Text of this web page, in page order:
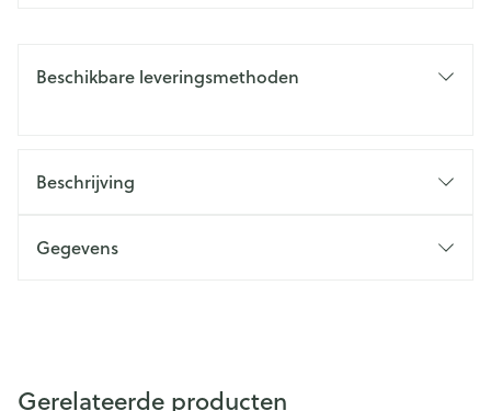
Beschikbare leveringsmethoden
Beschrijving
Gegevens
Gerelateerde producten